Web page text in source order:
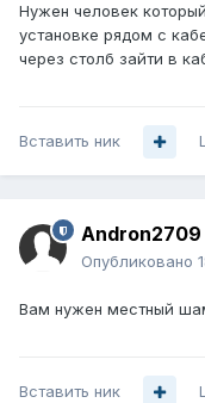
Нужен человек
установке рядом с
через столб зайти в
Вставить ник
Andron2709
Опубликовано
Вам нужен местный
Вставить ник